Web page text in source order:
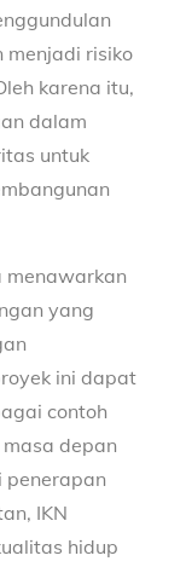
menjadi risiko
karena itu,
dalam
untuk
menawarkan
yang
ini dapat
contoh
depan
penerapan
IKN
hidup